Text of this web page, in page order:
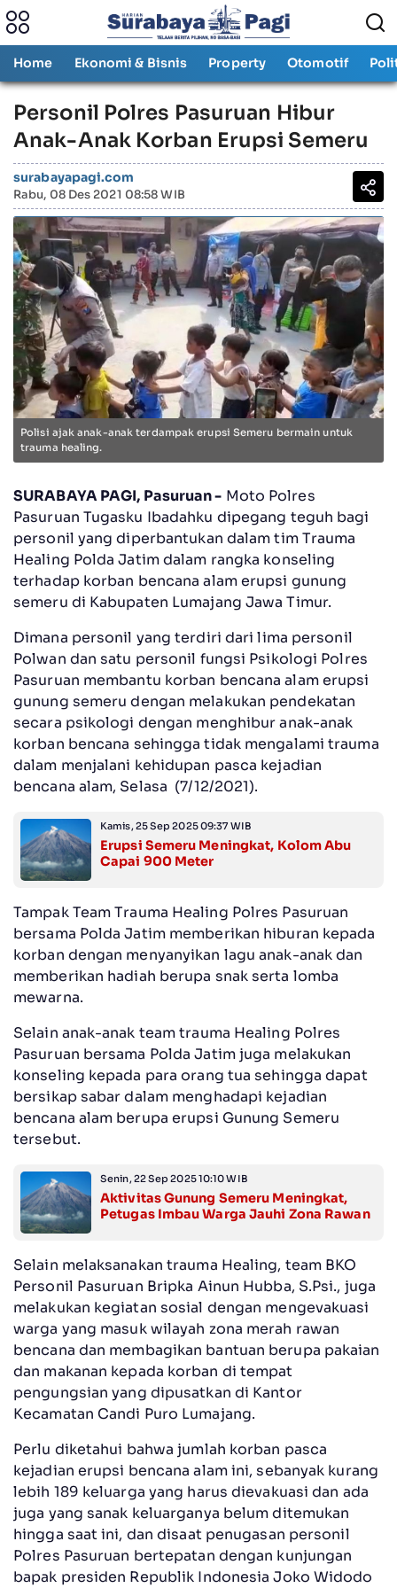
Home Ekonomi & Bisnis Property Otomotif
Personil Polres Pasuruan Hibur
Anak-Anak Korban Erupsi Semeru
surabayapagi.com
Rabu, 08 Des 2021 08:58 WIB
Polisi ajak anak-anak terdampak erupsi Semeru bermain untuk
trauma healing.
SURABAYA PAGI, Pasuruan - Moto Polres
Pasuruan Tugasku Ibadahku dipegang teguh bagi
personil yang diperbantukan dalam tim Trauma
Healing Polda Jatim dalam rangka konseling
terhadap korban bencana alam erupsi gunung
semeru di Kabupaten Lumajang Jawa Timur.
Dimana personil yang terdiri dari lima personil
Polwan dan satu personil fungsi Psikologi Polres
Pasuruan membantu korban bencana alam erupsi
gunung semeru dengan melakukan pendekatan
secara psikologi dengan menghibur anak-anak
korban bencana sehingga tidak mengalami trauma
dalam menjalani kehidupan pasca kejadian
bencana alam, Selasa (7/12/2021).
Kamis, 25 Sep 2025 09:37 WIB
Erupsi Semeru Meningkat, Kolom Abu
Capai 900 Meter
Tampak Team Trauma Healing Polres Pasuruan
bersama Polda Jatim memberikan hiburan kepada
korban dengan menyanyikan lagu anak-anak dan
memberikan hadiah berupa snak serta lomba
mewarna.
Selain anak-anak team trauma Healing Polres
Pasuruan bersama Polda Jatim juga melakukan
konseling kepada para orang tua sehingga dapat
bersikap sabar dalam menghadapi kejadian
bencana alam berupa erupsi Gunung Semeru
tersebut.
Senin, 22 Sep 2025 10:10 WIB
Aktivitas Gunung Semeru Meningkat,
Petugas Imbau Warga Jauhi Zona Rawan
Selain melaksanakan trauma Healing, team BKO
Personil Pasuruan Bripka Ainun Hubba, S.Psi., juga
melakukan kegiatan sosial dengan mengevakuasi
warga yang masuk wilayah zona merah rawan
bencana dan membagikan bantuan berupa pakaian
dan makanan kepada korban di tempat
pengungsian yang dipusatkan di Kantor
Kecamatan Candi Puro Lumajang.
Perlu diketahui bahwa jumlah korban pasca
kejadian erupsi bencana alam ini, sebanyak kurang
lebih 189 keluarga yang harus dievakuasi dan ada
juga yang sanak keluarganya belum ditemukan
hingga saat ini, dan disaat penugasan personil
Polres Pasuruan bertepatan dengan kunjungan
bapak presiden Republik Indonesia Joko Widodo